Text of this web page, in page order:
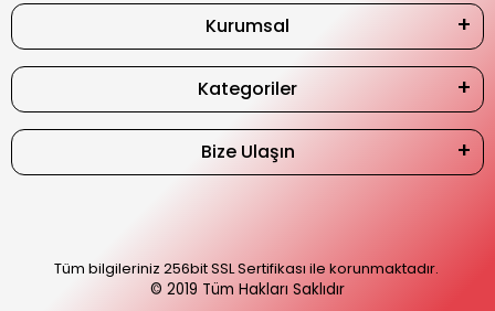
Kurumsal
Kategoriler
Bize Ulaşın
Tüm bilgileriniz 256bit SSL Sertifikası ile korunmaktadır.
© 2019 Tüm Hakları Saklıdır